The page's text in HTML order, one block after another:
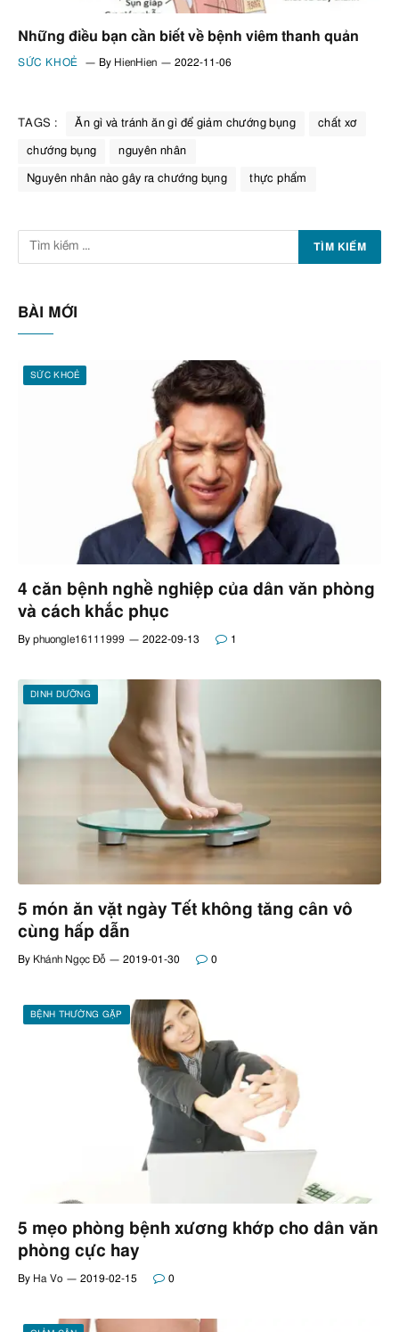
Những điều bạn cần biết về bệnh viêm thanh quản
SỨC KHOẺ By HienHien 2022-11-06
TAGS : Ăn gì và tránh ăn gì để giảm chướng bụng chất xơ
chướng bụng nguyên nhân
Nguyên nhân nào gây ra chướng bụng thực phẩm
BÀI MỚI
SỨC KHOẺ
4 căn bệnh nghề nghiệp của dân văn phòng
và cách khắc phục
By phuongle16111999 2022-09-13 1
DINH DƯỠNG
5 món ăn vặt ngày Tết không tăng cân vô
cùng hấp dẫn
By Khánh Ngọc Đỗ 2019-01-30 0
BỆNH THƯỜNG GẶP
5 mẹo phòng bệnh xương khớp cho dân văn
phòng cực hay
By Ha Vo 2019-02-15 0